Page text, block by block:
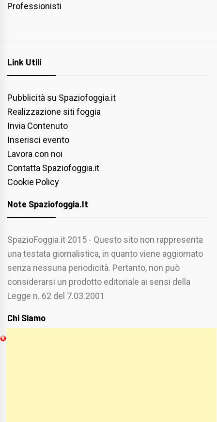
Professionisti
Link Utili
Pubblicità su Spaziofoggia.it
Realizzazione siti foggia
Invia Contenuto
Inserisci evento
Lavora con noi
Contatta Spaziofoggia.it
Cookie Policy
Note Spaziofoggia.it
SpazioFoggia.it 2015 - Questo sito non rappresenta
una testata giornalistica, in quanto viene aggiornato
senza nessuna periodicità. Pertanto, non può
considerarsi un prodotto editoriale ai sensi della
Legge n. 62 del 7.03.2001
Chi Siamo